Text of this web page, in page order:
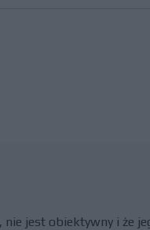
nie jest obiektywny i że